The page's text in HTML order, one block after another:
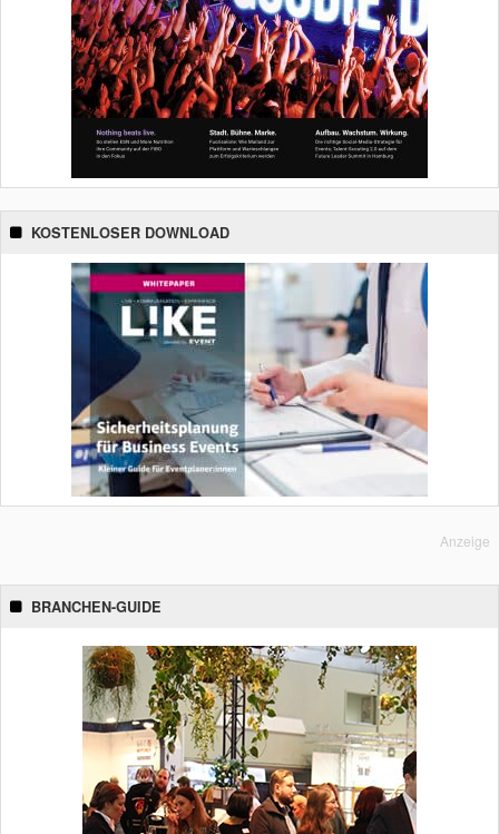
KOSTENLOSER DOWNLOAD
Anzeige
BRANCHEN-GUIDE